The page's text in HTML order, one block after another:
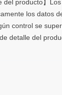
del producto】
los datos
control se
detalle del